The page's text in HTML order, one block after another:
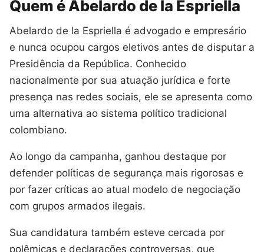
Quem é Abelardo de la Espriella
Abelardo de la Espriella é advogado e empresário
e nunca ocupou cargos eletivos antes de disputar a
Presidência da República. Conhecido
nacionalmente por sua atuação jurídica e forte
presença nas redes sociais, ele se apresenta como
uma alternativa ao sistema político tradicional
colombiano.
Ao longo da campanha, ganhou destaque por
defender políticas de segurança mais rigorosas e
por fazer críticas ao atual modelo de negociação
com grupos armados ilegais.
Sua candidatura também esteve cercada por
polêmicas e declarações controversas, que